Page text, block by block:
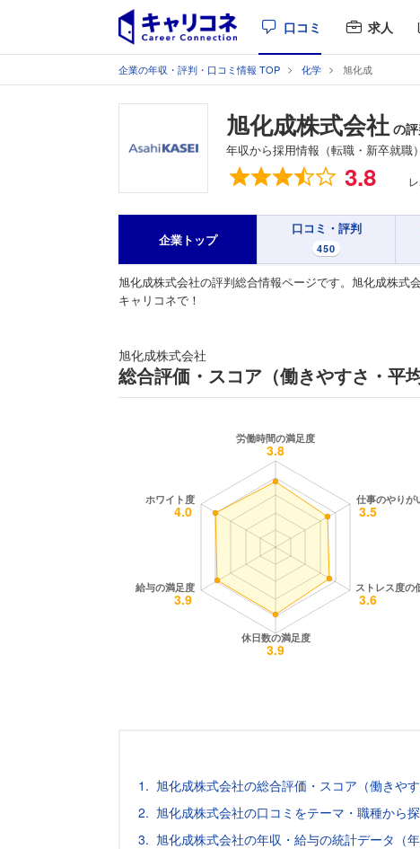
口コミ 求人
企業の年収・評判・口コミ情報 TOP 化学 旭化成
旭化成株式会社 の
年収から採用情報（転職・新卒就職
総合評価 3.8
企業トップ
口コミ・評判
450
旭化成株式会社の評判総合情報ページです。旭化成株式
キャリコネで！
旭化成株式会社
総合評価・スコア（働きやすさ・平
旭化成株式会社の総合評価・スコア（働きや
旭化成株式会社の口コミをテーマ・職種から
旭化成株式会社の年収・給与の統計データ（